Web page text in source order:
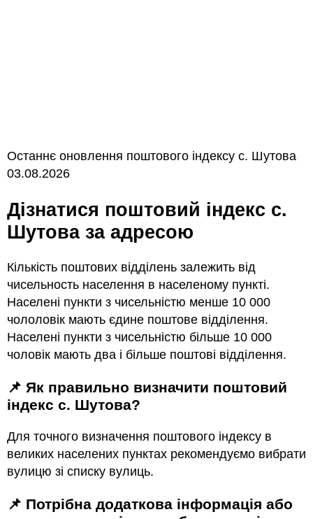
Останнє оновлення поштового індексу с. Шутова
03.08.2026
Дізнатися поштовий індекс с.
Шутова за адресою
Кількість поштових відділень залежить від
чисельность населення в населеному пункті.
Населені пункти з чисельністю менше 10 000
чололовік мають єдине поштове відділення.
Населені пункти з чисельністю більше 10 000
чоловік мають два і більше поштові відділення.
📌 Як правильно визначити поштовий
індекс с. Шутова?
Для точного визначення поштового індексу в
великих населених пунктах рекомендуємо вибрати
вулицю зі списку вулиць.
📌 Потрібна додаткова інформація або